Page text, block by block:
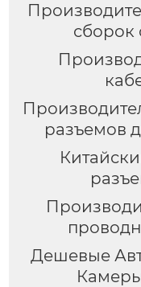
сборок
разъемов
Дешевые